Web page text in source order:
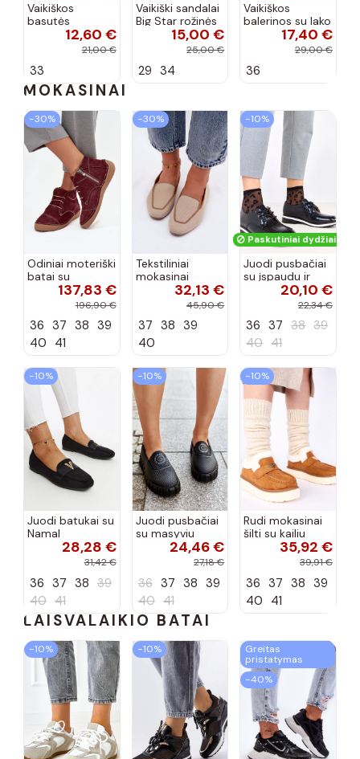
Vaikiškos
basutės
koralinės12,60 €
21,00 €
33
Vaikiški sandalai
Big Star rožinės
spalvos15,00 €
25,00 €
29 34
Vaikiškos
balerinos su lako
efektu ir
kaspinais baltos
17,40 €
29,00 €
36
MOKASINAI
−30%
Odiniai moteriški
batai su
siūlėmis, pilies
tipo, Artiker
spalvos
137,83 €
196,90 €
36 37 38 39
40 41
−30%
Tekstiliniai
mokasinai
smėlio spalvos
32,13 €
45,90 €
37 38 39
40
−10%
Paskutiniai dydžiai!
Juodi pusbačiai
su įspaudu ir
kvadratiniu
priekiu Kerawa
20,10 €
22,34 €
36 37 38 39
40 41
−10%
Juodi batukai su
Namal
dekoracija28,28 €
31,42 €
36 37 38 39
40 41
−10%
Juodi pusbačiai
su masyviu
padu Teska24,46 €
27,18 €
36 37 38 39
40 41
−10%
Rudi mokasinai
šilti su kailiu
35,92 €
39,91 €
36 37 38 39
40 41
LAISVALAIKIO BATAI
−10% −10%
Greitas
pristatymas
−40%